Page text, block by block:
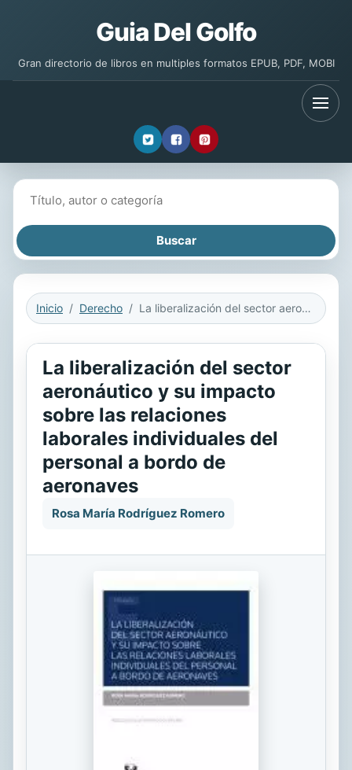
Guia Del Golfo
Gran directorio de libros en multiples formatos EPUB, PDF, MOBI
Inicio Derecho La liberalización del sector aeronáutico y su impacto sobre las relaciones laborales individuales del personal a bordo de aeronaves
La liberalización del sector
aeronáutico y su impacto
sobre las relaciones
laborales individuales del
personal a bordo de
aeronaves
Rosa María Rodríguez Romero